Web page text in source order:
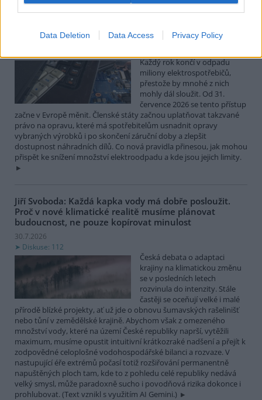
Data Deletion Data Access Privacy Policy
31.7.2026
Každý rok končí v odpadu
miliony elektrospotřebičů,
přestože by mnohé z nich
mohly dál sloužit. Od 31.
července 2026 se tento přístup
začne v Evropě měnit. Členské státy začnou uplatňovat takzvané
právo na opravu, které má spotřebitelům usnadnit opravy
vybraných výrobků i po skončení záruční doby a zlepšit
dostupnost náhradních dílů. Co nová pravidla přinesou, jak mohou
přispět ke snížení množství elektroodpadu a kde jsou jejich limity.
Jiří Svoboda: Každá kapka vody má dobře posloužit.
Proč v nové klimatické realitě musíme plánovat
budoucnost, ne pouze kopírovat minulost
30.7.2026
Diskuse: 112
Česká debata o adaptaci
krajiny na klimatickou změnu
se v posledních letech
rozvinula do intenzity. Stále
častěji se oceňují velké i malé
přírodě blízké projekty, ať už jde o obnovu šumavských rašelinišť
nebo tůní v zemědělské krajině. Abychom však z omezeného
množství vody, které na území České republiky naprší, vytěžili
maximum, musíme opustit intuitivní krátkozraké nadšení a přejít k
zodpovědné celoplošné vodohospodářské bilanci a rozvaze. V
nastupující éře extrémů počasí totiž rozšiřování permanentně
napuštěných ploch tam, kde to z pohledu celé republiky nedává
velký smysl, může paradoxně sucho i povodňová rizika dokonce i
prohlubovat. (Text vznikl s využitím AI Gemini.)